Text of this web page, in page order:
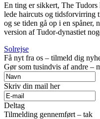
En ting er sikkert, The
lede haircuts og tidsforvirring
og se tiden gå op i en spåner,
version af Tudor-dynastiet
Solrejse
Få nyt fra os – tilmeld dig
Gør som tusindvis af andre –
Skriv din mail her
Deltag
Tilmelding gennemført – tak